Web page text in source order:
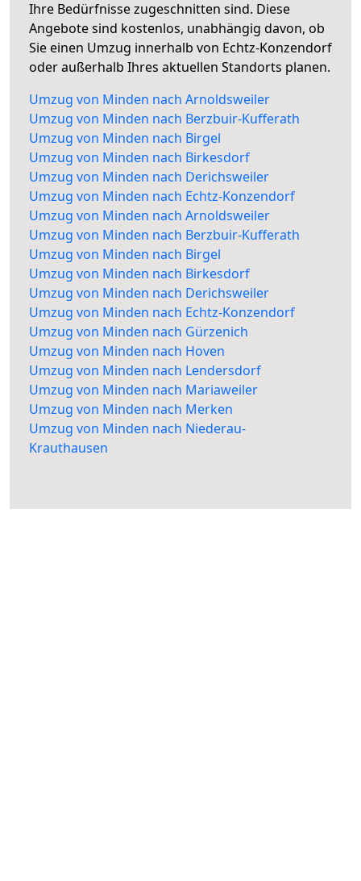
Ihre Bedürfnisse zugeschnitten sind. Diese
Angebote sind kostenlos, unabhängig davon, ob
Sie einen Umzug innerhalb von Echtz-Konzendorf
oder außerhalb Ihres aktuellen Standorts planen.
Umzug von Minden nach Arnoldsweiler
Umzug von Minden nach Berzbuir-Kufferath
Umzug von Minden nach Birgel
Umzug von Minden nach Birkesdorf
Umzug von Minden nach Derichsweiler
Umzug von Minden nach Echtz-Konzendorf
Umzug von Minden nach Arnoldsweiler
Umzug von Minden nach Berzbuir-Kufferath
Umzug von Minden nach Birgel
Umzug von Minden nach Birkesdorf
Umzug von Minden nach Derichsweiler
Umzug von Minden nach Echtz-Konzendorf
Umzug von Minden nach Gürzenich
Umzug von Minden nach Hoven
Umzug von Minden nach Lendersdorf
Umzug von Minden nach Mariaweiler
Umzug von Minden nach Merken
Umzug von Minden nach Niederau-
Krauthausen